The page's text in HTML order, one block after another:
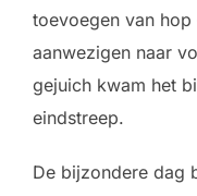
toevoegen van
aanwezigen naar
gejuich kwam het
eindstreep.
De bijzondere dag